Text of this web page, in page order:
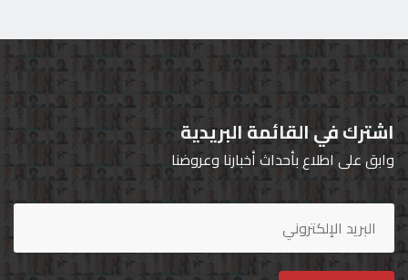
اشترك في القائمة البريدية
وابق على اطلاع بأحداث أخبارنا وعروضنا